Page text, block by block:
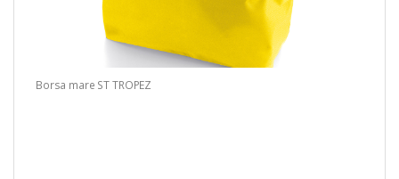
Borsa mare ST TROPEZ